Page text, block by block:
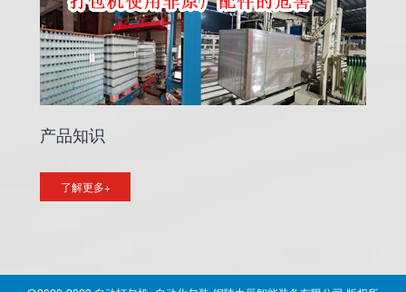
产品知识
了解更多+